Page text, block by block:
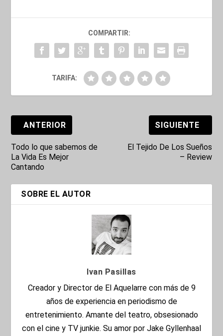
COMPARTIR:
TARIFA:
ANTERIOR
Todo lo que sabemos de
La Vida Es Mejor
Cantando
SIGUIENTE
El Tejido De Los Sueños
– Review
SOBRE EL AUTOR
Ivan Pasillas
Creador y Director de El Aquelarre con más de 9
años de experiencia en periodismo de
entretenimiento. Amante del teatro, obsesionado
con el cine y TV junkie. Su amor por Jake Gyllenhaal